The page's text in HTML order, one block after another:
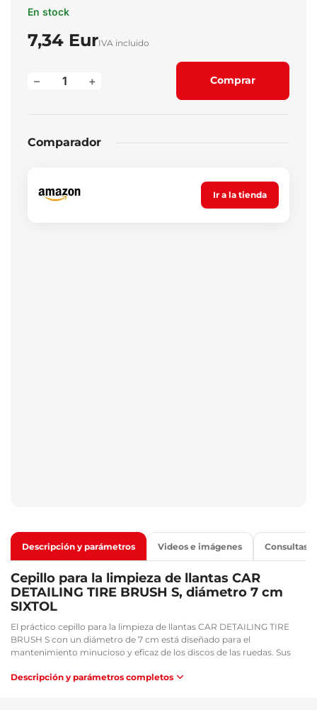
En stock
7,34 EurIVA incluido
+
– Comprar
Comparador
Ir a la tienda
Descripción y parámetros Videos e imágenes Consultas
Cepillo para la limpieza de llantas CAR
DETAILING TIRE BRUSH S, diámetro 7 cm
SIXTOL
El práctico cepillo para la limpieza de llantas CAR DETAILING TIRE
BRUSH S con un diámetro de 7 cm está diseñado para el
mantenimiento minucioso y eficaz de los discos de las ruedas. Sus
polvo de frenos y otros depósitos sin rayar la superficie. Gracias a su
Descripción y parámetros completos